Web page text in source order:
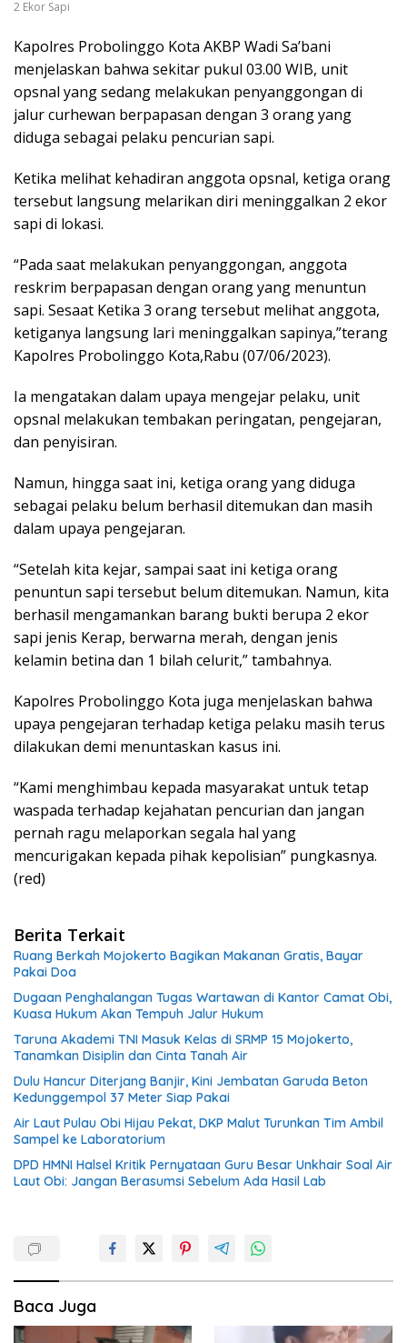
2 Ekor Sapi
Kapolres Probolinggo Kota AKBP Wadi Sa’bani
menjelaskan bahwa sekitar pukul 03.00 WIB, unit
opsnal yang sedang melakukan penyanggongan di
jalur curhewan berpapasan dengan 3 orang yang
diduga sebagai pelaku pencurian sapi.
Ketika melihat kehadiran anggota opsnal, ketiga orang
tersebut langsung melarikan diri meninggalkan 2 ekor
sapi di lokasi.
“Pada saat melakukan penyanggongan, anggota
reskrim berpapasan dengan orang yang menuntun
sapi. Sesaat Ketika 3 orang tersebut melihat anggota,
ketiganya langsung lari meninggalkan sapinya,”terang
Kapolres Probolinggo Kota,Rabu (07/06/2023).
Ia mengatakan dalam upaya mengejar pelaku, unit
opsnal melakukan tembakan peringatan, pengejaran,
dan penyisiran.
Namun, hingga saat ini, ketiga orang yang diduga
sebagai pelaku belum berhasil ditemukan dan masih
dalam upaya pengejaran.
“Setelah kita kejar, sampai saat ini ketiga orang
penuntun sapi tersebut belum ditemukan. Namun, kita
berhasil mengamankan barang bukti berupa 2 ekor
sapi jenis Kerap, berwarna merah, dengan jenis
kelamin betina dan 1 bilah celurit,” tambahnya.
Kapolres Probolinggo Kota juga menjelaskan bahwa
upaya pengejaran terhadap ketiga pelaku masih terus
dilakukan demi menuntaskan kasus ini.
“Kami menghimbau kepada masyarakat untuk tetap
waspada terhadap kejahatan pencurian dan jangan
pernah ragu melaporkan segala hal yang
mencurigakan kepada pihak kepolisian” pungkasnya.
(red)
Berita Terkait
Ruang Berkah Mojokerto Bagikan Makanan Gratis, Bayar
Pakai Doa
Dugaan Penghalangan Tugas Wartawan di Kantor Camat Obi,
Kuasa Hukum Akan Tempuh Jalur Hukum
Taruna Akademi TNI Masuk Kelas di SRMP 15 Mojokerto,
Tanamkan Disiplin dan Cinta Tanah Air
Dulu Hancur Diterjang Banjir, Kini Jembatan Garuda Beton
Kedunggempol 37 Meter Siap Pakai
Air Laut Pulau Obi Hijau Pekat, DKP Malut Turunkan Tim Ambil
Sampel ke Laboratorium
DPD HMNI Halsel Kritik Pernyataan Guru Besar Unkhair Soal Air
Laut Obi: Jangan Berasumsi Sebelum Ada Hasil Lab
Baca Juga